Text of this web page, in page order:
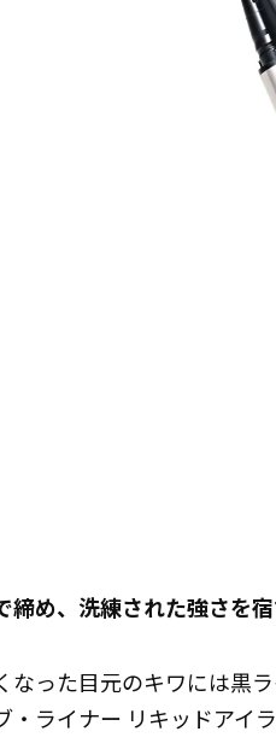
締め、洗練された強さを
なった目元のキワには黒
・ライナー リキッドアイ